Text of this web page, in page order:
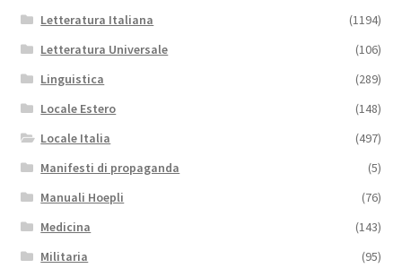
Letteratura Italiana
(1194)
Letteratura Universale
(106)
Linguistica
(289)
Locale Estero
(148)
Locale Italia
(497)
Manifesti di propaganda
(5)
Manuali Hoepli
(76)
Medicina
(143)
Militaria
(95)